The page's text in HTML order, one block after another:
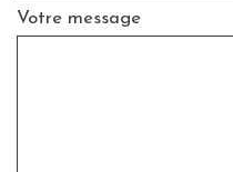
Votre message